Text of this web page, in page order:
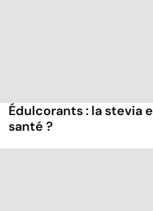
Édulcorants : la stevia
santé ?